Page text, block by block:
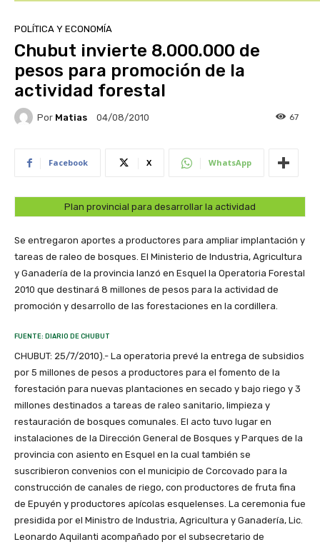
POLÍTICA Y ECONOMÍA
Chubut invierte 8.000.000 de
pesos para promoción de la
actividad forestal
Por Matias 04/08/2010 67
Facebook X WhatsApp
Plan provincial para desarrollar la actividad
Se entregaron aportes a productores para ampliar implantación y
tareas de raleo de bosques. El Ministerio de Industria, Agricultura
y Ganadería de la provincia lanzó en Esquel la Operatoria Forestal
2010 que destinará 8 millones de pesos para la actividad de
promoción y desarrollo de las forestaciones en la cordillera.
FUENTE: DIARIO DE CHUBUT
CHUBUT: 25/7/2010).- La operatoria prevé la entrega de subsidios
por 5 millones de pesos a productores para el fomento de la
forestación para nuevas plantaciones en secado y bajo riego y 3
millones destinados a tareas de raleo sanitario, limpieza y
restauración de bosques comunales. El acto tuvo lugar en
instalaciones de la Dirección General de Bosques y Parques de la
provincia con asiento en Esquel en la cual también se
suscribieron convenios con el municipio de Corcovado para la
construcción de canales de riego, con productores de fruta fina
de Epuyén y productores apícolas esquelenses. La ceremonia fue
presidida por el Ministro de Industria, Agricultura y Ganadería, Lic.
Leonardo Aquilanti acompañado por el subsecretario de